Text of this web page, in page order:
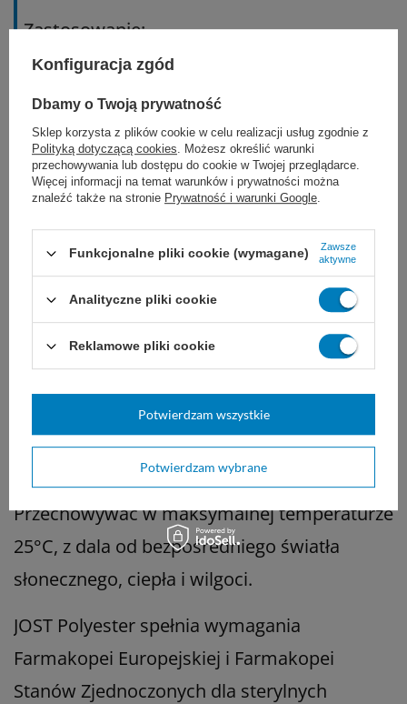
Zastosowanie:
ogólne przybliżenie tkanek miękkich
chirurgia sercowo-naczyniowa
neurochirurgia
chirurgia okulistyczna
Dobór nici JOST zależy od ogólnego stanu
pacjenta, wielkości uszkodzonej tkanki i rany,
a także od wybranej techniki i doświadczenia
chirurga. Nie są znane żadne
przeciwwskazania do stosowania szwów
Przechowywać w maksymalnej temperaturze
25°C, z dala od bezpośredniego światła
słonecznego, ciepła i wilgoci.
JOST Polyester spełnia wymagania
Farmakopei Europejskiej i Farmakopei
Stanów Zjednoczonych dla sterylnych
Konfiguracja zgód
Dbamy o Twoją prywatność
Sklep korzysta z plików cookie w celu realizacji usług zgodnie z
Polityką dotyczącą cookies. Możesz określić warunki
przechowywania lub dostępu do cookie w Twojej przeglądarce.
Więcej informacji na temat warunków i prywatności można
znaleźć także na stronie Prywatność i warunki Google.
Funkcjonalne pliki cookie (wymagane)
Zawsze
aktywne
Analityczne pliki cookie
Reklamowe pliki cookie
Potwierdzam wybrane
Potwierdzam wszystkie